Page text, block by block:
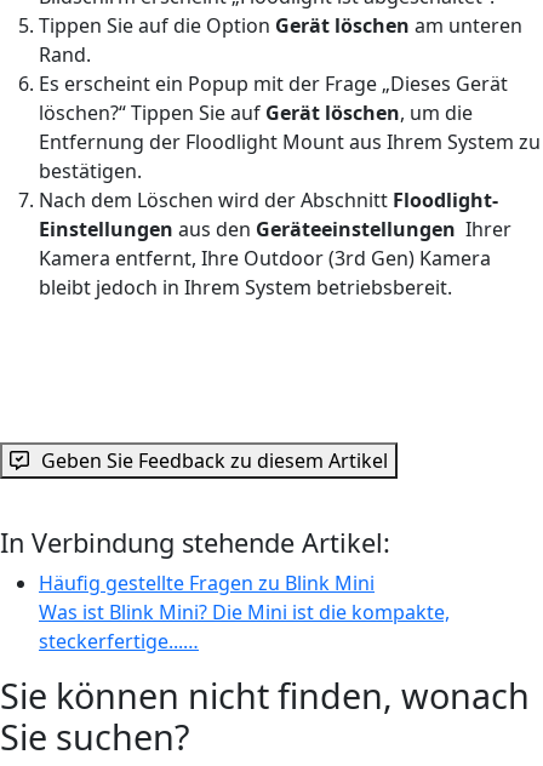
Tippen Sie auf die Option Gerät löschen am unteren
Rand.
Es erscheint ein Popup mit der Frage „Dieses Gerät
löschen?“ Tippen Sie auf Gerät löschen, um die
Entfernung der Floodlight Mount aus Ihrem System zu
bestätigen.
Nach dem Löschen wird der Abschnitt Floodlight-
Einstellungen aus den Geräteeinstellungen Ihrer
Kamera entfernt, Ihre Outdoor (3rd Gen) Kamera
bleibt jedoch in Ihrem System betriebsbereit.
Geben Sie Feedback zu diesem Artikel
In Verbindung stehende Artikel:
Häufig gestellte Fragen zu Blink Mini
Was ist Blink Mini? Die Mini ist die kompakte,
steckerfertige...…
Sie können nicht finden, wonach
Sie suchen?